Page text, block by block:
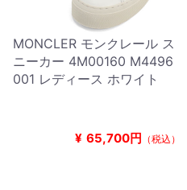
MONCLER モンクレール ス
ニーカー 4M00160 M4496
001 レディース ホワイト
¥ 65,700円 （税込）